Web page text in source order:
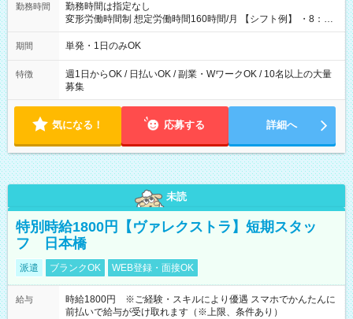
勤務時間
勤務時間は指定なし
変形労働時間制 想定労働時間160時間/月 【シフト例】 ・8：00
～21：00
期間 単発・1日のみOK
特徴
週1日からOK / 日払いOK / 副業・WワークOK / 10名以上の大量
募集
気になる！ 応募する 詳細へ
未読
特別時給1800円【ヴァレクストラ】短期スタッ
フ 日本橋
派遣 ブランクOK WEB登録・面接OK
給与
時給1800円 ※ご経験・スキルにより優遇 スマホでかんたんに
前払いで給与が受け取れます（※上限、条件あり）